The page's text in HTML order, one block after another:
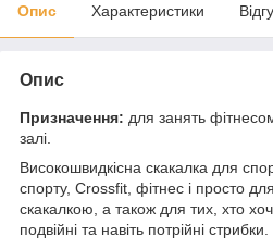
Опис Характеристики
Опис
Призначення: для занять
залі.
Високошвидкісна скакалка для
спорту, Crossfit, фітнес і просто
скакалкою, а також для тих, хто
подвійні та навіть потрійні стрибки.